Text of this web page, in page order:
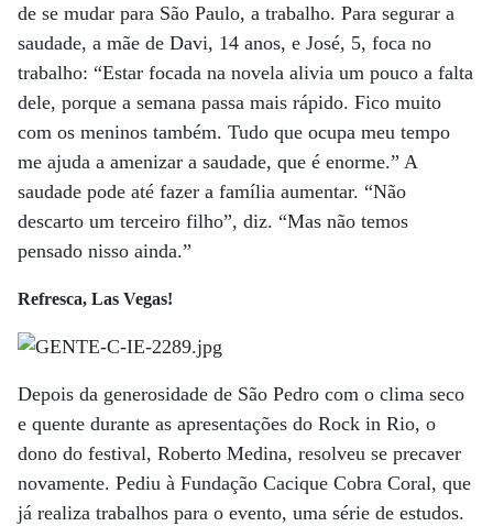
de se mudar para São Paulo, a trabalho. Para segurar a
saudade, a mãe de Davi, 14 anos, e José, 5, foca no
trabalho: “Estar focada na novela alivia um pouco a falta
dele, porque a semana passa mais rápido. Fico muito
com os meninos também. Tudo que ocupa meu tempo
me ajuda a amenizar a saudade, que é enorme.” A
saudade pode até fazer a família aumentar. “Não
descarto um terceiro filho”, diz. “Mas não temos
pensado nisso ainda.”
Refresca, Las Vegas!
Depois da generosidade de São Pedro com o clima seco
e quente durante as apresentações do Rock in Rio, o
dono do festival, Roberto Medina, resolveu se precaver
novamente. Pediu à Fundação Cacique Cobra Coral, que
já realiza trabalhos para o evento, uma série de estudos.